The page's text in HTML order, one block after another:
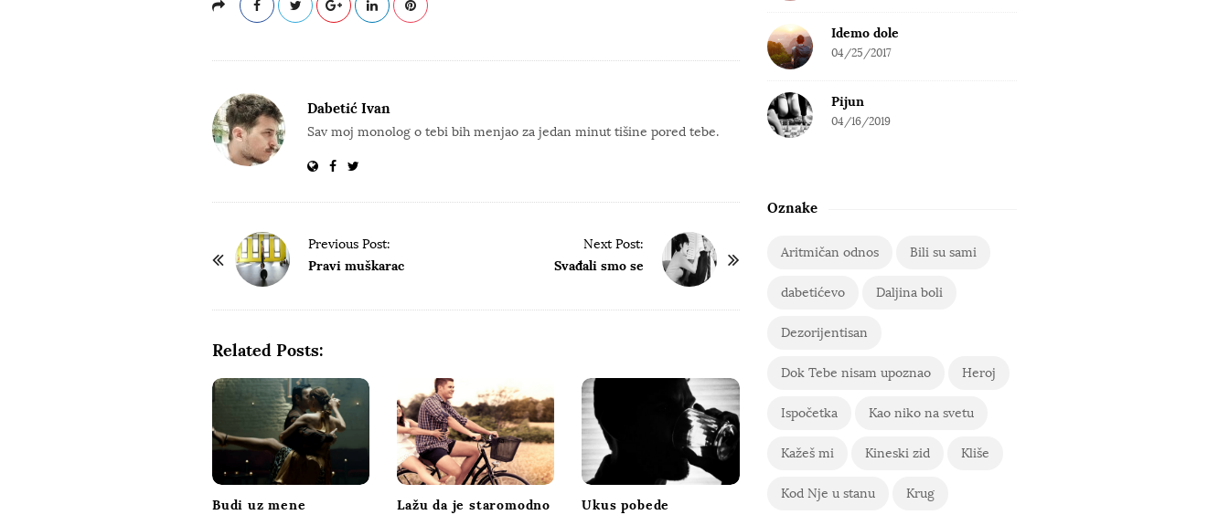
Dabetić Ivan
Sav moj monolog o tebi bih menjao za jedan minut tišine pored tebe.
Previous Post:
Pravi muškarac
Next Post:
Svađali smo se
Related Posts:
Budi uz mene Lažu da je staromodno Ukus pobede
Idemo dole
04/25/2017
Pijun
04/16/2019
Oznake
Aritmičan odnos Bili su sami
dabetićevo Daljina boli
Dezorijentisan
Dok Tebe nisam upoznao Heroj
Ispočetka Kao niko na svetu
Kažeš mi Kineski zid Kliše
Kod Nje u stanu Krug